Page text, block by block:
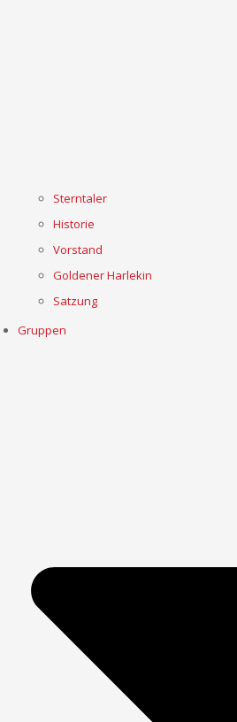
Sterntaler
Historie
Vorstand
Goldener Harlekin
Satzung
Gruppen